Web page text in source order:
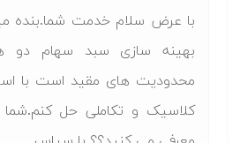
با عرض سلام خدمت شما.بنده
بهینه سازی سبد سهام دو
محدودیت های مقید است با
کلاسیک و تکاملی حل کنم.شما